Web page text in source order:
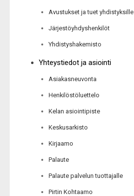
Avustukset ja tuet yhdistyksille
Järjestöyhdyshenkilöt
Yhdistyshakemisto
Yhteystiedot ja asiointi
Asiakasneuvonta
Henkilöstöluettelo
Kelan asiointipiste
Keskusarkisto
Kirjaamo
Palaute
Palaute palvelun tuottajalle
Pirtin Kohtaamo